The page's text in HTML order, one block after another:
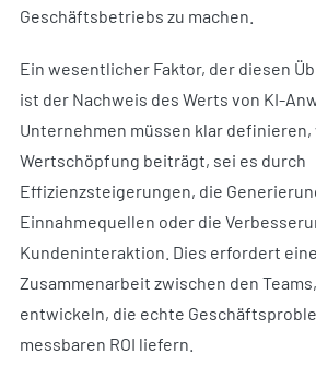
Geschäftsbetriebs zu machen.
Ein wesentlicher Faktor, der diesen
ist der Nachweis des Werts von KI-
Unternehmen müssen klar definieren,
Wertschöpfung beiträgt, sei es durch
Effizienzsteigerungen, die
Einnahmequellen oder die
Kundeninteraktion. Dies erfordert
Zusammenarbeit zwischen den
entwickeln, die echte
messbaren ROI liefern.